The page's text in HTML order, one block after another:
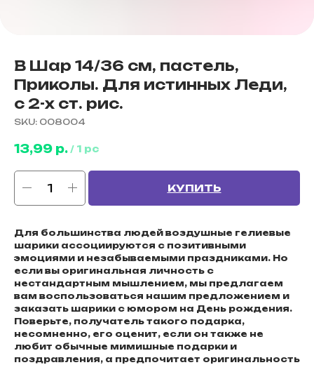
B Шар 14/36 см, пастель,
Приколы. Для истинных Леди,
с 2-х ст. рис.
SKU: 008004
13,99 р. / 1 pc
КУПИТЬ
Для большинства людей воздушные гелиевые
шарики ассоциируются с позитивными
эмоциями и незабываемыми праздниками. Но
если вы оригинальная личность с
нестандартным мышлением, мы предлагаем
вам воспользоваться нашим предложением и
заказать шарики с юмором на День рождения.
Поверьте, получатель такого подарка,
несомненно, его оценит, если он также не
любит обычные мимишные подарки и
поздравления, а предпочитает оригинальность